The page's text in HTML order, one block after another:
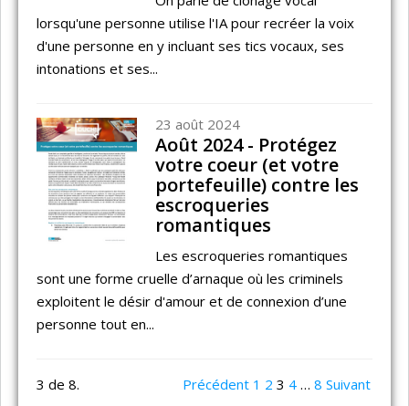
lorsqu'une personne utilise l'IA pour recréer la voix
d'une personne en y incluant ses tics vocaux, ses
intonations et ses...
23 août 2024
Août 2024 - Protégez
votre coeur (et votre
portefeuille) contre les
escroqueries
romantiques
Les escroqueries romantiques
sont une forme cruelle d’arnaque où les criminels
exploitent le désir d'amour et de connexion d’une
personne tout en...
3 de 8. Précédent 1 2 3 4 … 8 Suivant